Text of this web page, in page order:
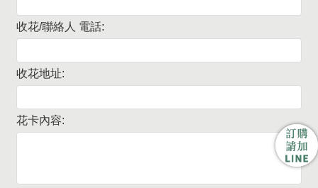
收花/聯絡人 電話:
收花地址:
花卡內容: